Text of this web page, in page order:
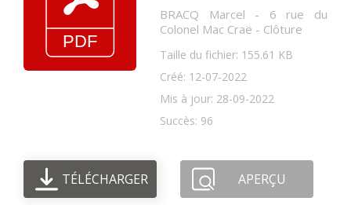
BRACQ Marcel - 6 rue du
Colonel Mac Craë - Clôture
Taille du fichier: 155.61 KB
Créé: 12-07-2022
Mis à jour: 28-09-2022
Succès: 96
TÉLÉCHARGER APERÇU